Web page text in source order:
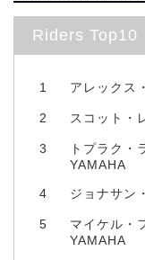
Riders Top10
1 アレックス
2 スコット・
3
トプラク・
YAMAHA
4 ジョナサン
5
マイケル・
YAMAHA